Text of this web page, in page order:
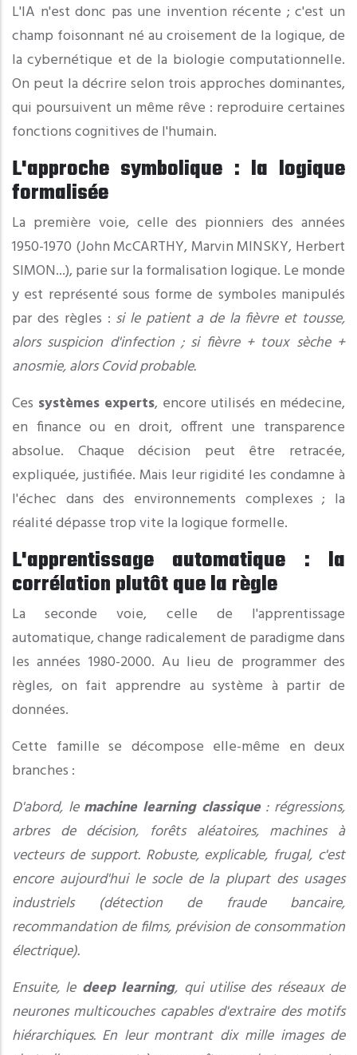
L'IA n'est donc pas une invention récente ; c'est un
champ foisonnant né au croisement de la logique, de
la cybernétique et de la biologie computationnelle.
On peut la décrire selon trois approches dominantes,
qui poursuivent un même rêve : reproduire certaines
fonctions cognitives de l'humain.
L'approche symbolique : la logique
formalisée
La première voie, celle des pionniers des années
1950-1970 (John McCARTHY, Marvin MINSKY, Herbert
SIMON...), parie sur la formalisation logique. Le monde
y est représenté sous forme de symboles manipulés
par des règles : si le patient a de la fièvre et tousse,
alors suspicion d'infection ; si fièvre + toux sèche +
anosmie, alors Covid probable.
Ces systèmes experts, encore utilisés en médecine,
en finance ou en droit, offrent une transparence
absolue. Chaque décision peut être retracée,
expliquée, justifiée. Mais leur rigidité les condamne à
l'échec dans des environnements complexes ; la
réalité dépasse trop vite la logique formelle.
L'apprentissage automatique : la
corrélation plutôt que la règle
La seconde voie, celle de l'apprentissage
automatique, change radicalement de paradigme dans
les années 1980-2000. Au lieu de programmer des
règles, on fait apprendre au système à partir de
données.
Cette famille se décompose elle-même en deux
branches :
D'abord, le machine learning classique: régressions,
arbres de décision, forêts aléatoires, machines à
vecteurs de support. Robuste, explicable, frugal, c'est
encore aujourd'hui le socle de la plupart des usages
industriels (détection de fraude bancaire,
recommandation de films, prévision de consommation
électrique).
Ensuite, le deep learning, qui utilise des réseaux de
neurones multicouches capables d'extraire des motifs
hiérarchiques. En leur montrant dix mille images de